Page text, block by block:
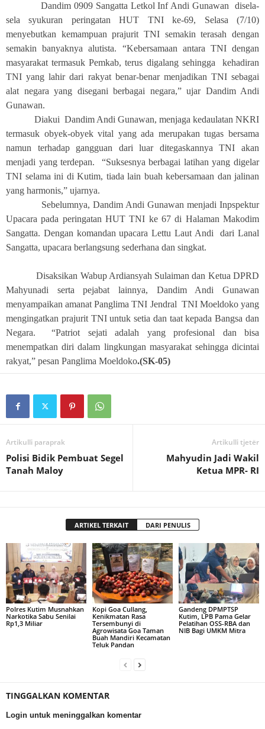
Dandim 0909 Sangatta Letkol Inf Andi Gunawan disela-
sela syukuran peringatan HUT TNI ke-69, Selasa (7/10)
menyebutkan kemampuan prajurit TNI semakin terasah dengan
semakin banyaknya alutista. “Kebersamaan antara TNI dengan
masyarakat termasuk Pemkab, terus digalang sehingga kehadiran
TNI yang lahir dari rakyat benar-benar menjadikan TNI sebagai
alat negara yang disegani berbagai negara,” ujar Dandim Andi
Gunawan.
Diakui Dandim Andi Gunawan, menjaga kedaulatan NKRI
termasuk obyek-obyek vital yang ada merupakan tugas bersama
namun terhadap gangguan dari luar ditegaskannya TNI akan
menjadi yang terdepan. “Suksesnya berbagai latihan yang digelar
TNI selama ini di Kutim, tiada lain buah kebersamaan dan jalinan
yang harmonis,” ujarnya.
Sebelumnya, Dandim Andi Gunawan menjadi Inpspektur
Upacara pada peringatan HUT TNI ke 67 di Halaman Makodim
Sangatta. Dengan komandan upacara Lettu Laut Andi dari Lanal
Sangatta, upacara berlangsung sederhana dan singkat.
Disaksikan Wabup Ardiansyah Sulaiman dan Ketua DPRD
Mahyunadi serta pejabat lainnya, Dandim Andi Gunawan
menyampaikan amanat Panglima TNI Jendral TNI Moeldoko yang
mengingatkan prajurit TNI untuk setia dan taat kepada Bangsa dan
Negara. “Patriot sejati adalah yang profesional dan bisa
menempatkan diri dalam lingkungan masyarakat sehingga dicintai
rakyat,” pesan Panglima Moeldoko.(SK-05)
Artikulli paraprak
Polisi Bidik Pembuat Segel
Tanah Maloy
Artikulli tjetër
Mahyudin Jadi Wakil
Ketua MPR- RI
ARTIKEL TERKAIT DARI PENULIS
Polres Kutim Musnahkan
Narkotika Sabu Senilai
Rp1,3 Miliar
Kopi Goa Cullang,
Kenikmatan Rasa
Tersembunyi di
Agrowisata Goa Taman
Buah Mandiri Kecamatan
Teluk Pandan
Gandeng DPMPTSP
Kutim, LPB Pama Gelar
Pelatihan OSS-RBA dan
NIB Bagi UMKM Mitra
TINGGALKAN KOMENTAR
Login untuk meninggalkan komentar